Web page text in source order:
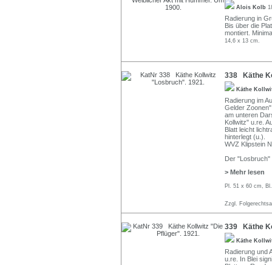
Alois Kolb
Radierung in
Bis über die
montiert.
14,6 x 13 cm.
338 Käthe
Käthe
Radierung im
Gelder
am unteren
Kollwitz" u.re.
Blatt leicht
hinterlegt (u.).
WVZ Klipstein
Der "Losbruch"
> Mehr lesen
Pl. 51 x 60 cm,
Zzgl.
339 Käthe
Käthe
Radierung und
u.re. In Blei